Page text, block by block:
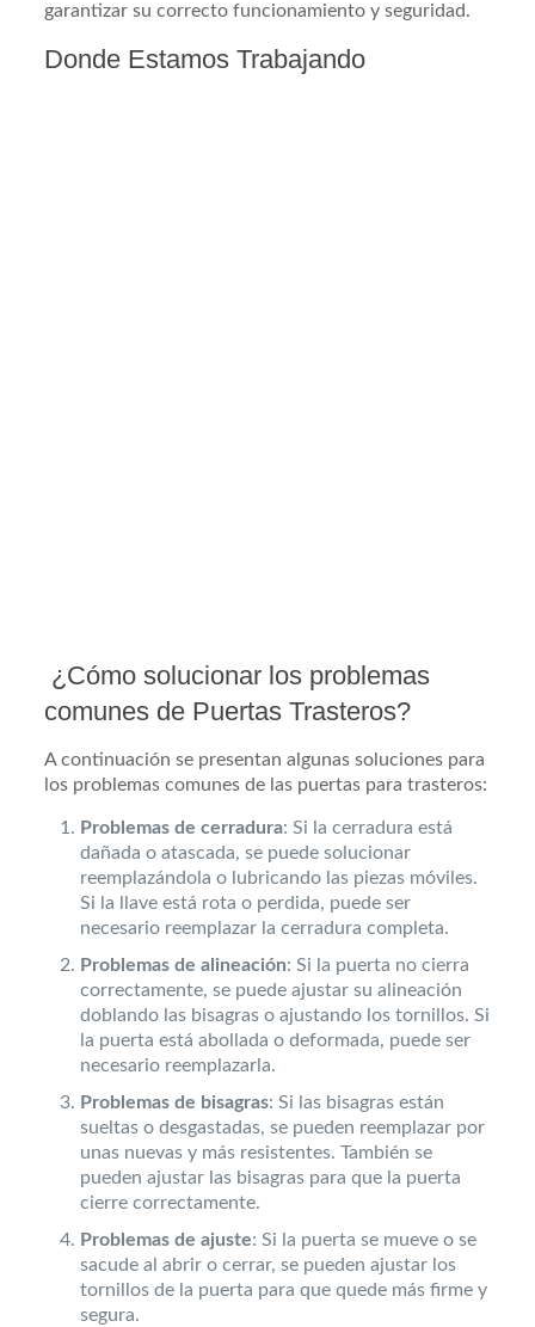
garantizar su correcto funcionamiento y seguridad.
Donde Estamos Trabajando
¿Cómo solucionar los problemas
comunes de Puertas Trasteros?
A continuación se presentan algunas soluciones para
los problemas comunes de las puertas para trasteros:
Problemas de cerradura: Si la cerradura está
dañada o atascada, se puede solucionar
reemplazándola o lubricando las piezas móviles.
Si la llave está rota o perdida, puede ser
necesario reemplazar la cerradura completa.
Problemas de alineación: Si la puerta no cierra
correctamente, se puede ajustar su alineación
doblando las bisagras o ajustando los tornillos. Si
la puerta está abollada o deformada, puede ser
necesario reemplazarla.
Problemas de bisagras: Si las bisagras están
sueltas o desgastadas, se pueden reemplazar por
unas nuevas y más resistentes. También se
pueden ajustar las bisagras para que la puerta
cierre correctamente.
Problemas de ajuste: Si la puerta se mueve o se
sacude al abrir o cerrar, se pueden ajustar los
tornillos de la puerta para que quede más firme y
segura.